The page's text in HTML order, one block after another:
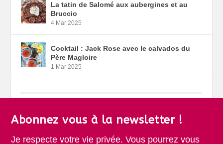
La tatin de Salomé aux aubergines et au
Bruccio
4 Mar 2025
Cocktail : Jack Rose avec le calvados du
Père Magloire
1 Mar 2025
Abonnez vous à la newsletter !
Je respecte votre vie privée. Vous pourrez vous